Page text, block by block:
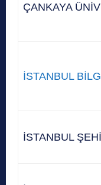
ÇANKAYA
İSTANBUL
İSTANBUL